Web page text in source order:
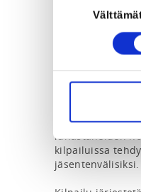
Normaalihinta
Kilpailu pidetään
Kilpailu alkaa:
alle 17-
lisenssiä,
lunastaneiden
kilpailuissa
jäsentenvälisiksi.